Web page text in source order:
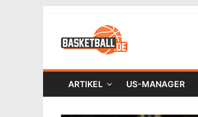
ARTIKEL US-MANAGER